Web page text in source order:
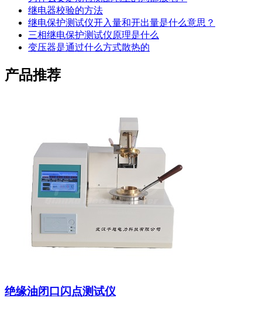
继电器校验的方法
继电保护测试仪开入量和开出量是什么意思？
三相继电保护测试仪原理是什么
变压器是通过什么方式散热的
产品推荐
绝缘油闭口闪点测试仪